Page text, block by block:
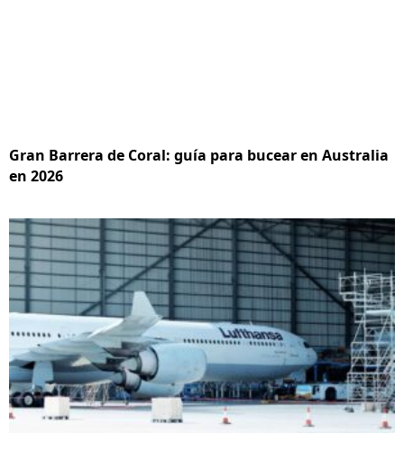
Gran Barrera de Coral: guía para bucear en Australia
en 2026